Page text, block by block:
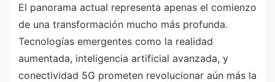
El panorama actual representa apenas el comienzo
de una transformación mucho más profunda.
Tecnologías emergentes como la realidad
aumentada, inteligencia artificial avanzada, y
conectividad 5G prometen revolucionar aún más la